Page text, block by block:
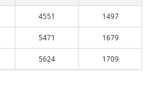
4551 1497
5471 1679
5624 1709